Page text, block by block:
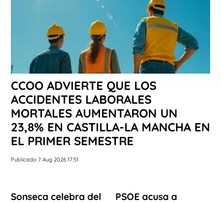
CCOO ADVIERTE QUE LOS
ACCIDENTES LABORALES
MORTALES AUMENTARON UN
23,8% EN CASTILLA-LA MANCHA EN
EL PRIMER SEMESTRE
Publicado 7 Aug 2026 17:51
Sonseca celebra del
PSOE acusa a